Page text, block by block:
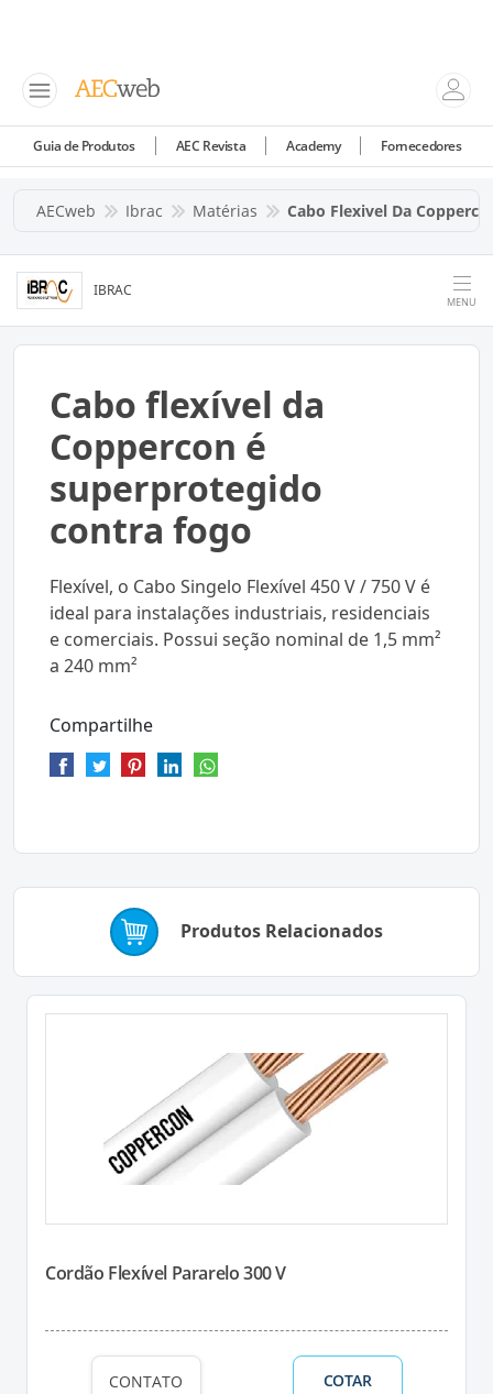
Guia de Produtos AEC Revista Academy Fornecedores
AECweb Ibrac Matérias Cabo Flexivel Da
IBRAC
MENU
Cabo flexível da
Coppercon é
superprotegido
contra fogo
Flexível, o Cabo Singelo Flexível 450 V / 750 V é
ideal para instalações industriais, residenciais
e comerciais. Possui seção nominal de 1,5 mm²
a 240 mm²
Compartilhe
Produtos Relacionados
Cordão Flexível Pararelo 300 V
CONTATO COTAR